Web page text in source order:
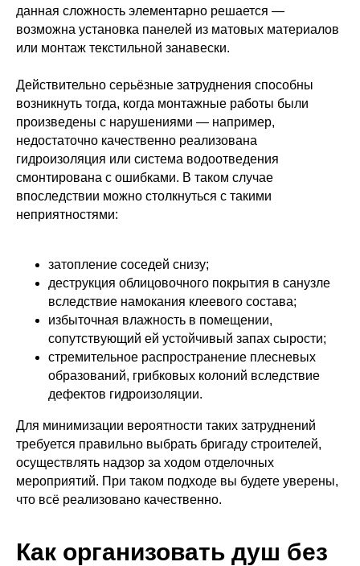
данная сложность элементарно решается —
возможна установка панелей из матовых материалов
или монтаж текстильной занавески.
Действительно серьёзные затруднения способны
возникнуть тогда, когда монтажные работы были
произведены с нарушениями — например,
недостаточно качественно реализована
гидроизоляция или система водоотведения
смонтирована с ошибками. В таком случае
впоследствии можно столкнуться с такими
неприятностями:
затопление соседей снизу;
деструкция облицовочного покрытия в санузле
вследствие намокания клеевого состава;
избыточная влажность в помещении,
сопутствующий ей устойчивый запах сырости;
стремительное распространение плесневых
образований, грибковых колоний вследствие
дефектов гидроизоляции.
Для минимизации вероятности таких затруднений
требуется правильно выбрать бригаду строителей,
осуществлять надзор за ходом отделочных
мероприятий. При таком подходе вы будете уверены,
что всё реализовано качественно.
Как организовать душ без